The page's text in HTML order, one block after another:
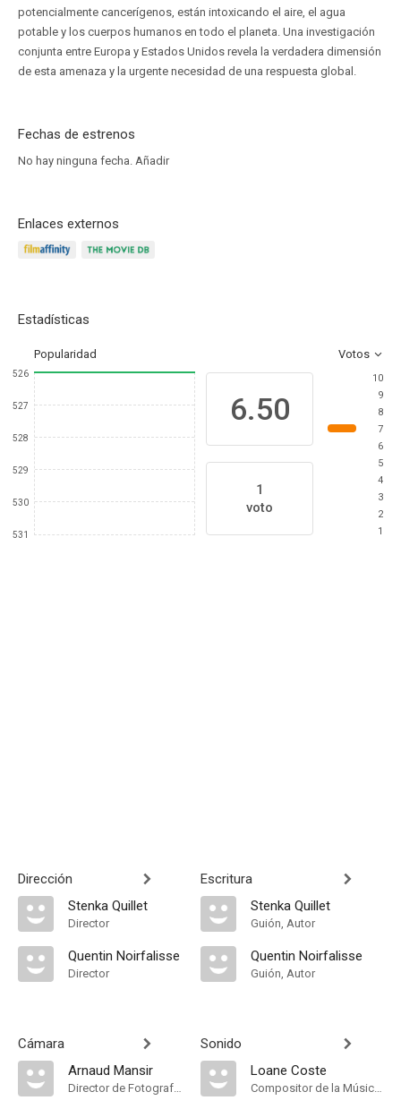
potencialmente cancerígenos, están intoxicando el aire, el agua
potable y los cuerpos humanos en todo el planeta. Una investigación
conjunta entre Europa y Estados Unidos revela la verdadera dimensión
de esta amenaza y la urgente necesidad de una respuesta global.
Fechas de estrenos
No hay ninguna fecha. Añadir
Enlaces externos
Estadísticas
Popularidad Votos
526
527
528
529
530
531
6.50
1
voto
10
9
8
7
6
5
4
3
2
1
Dirección
Stenka Quillet
Director
Quentin Noirfalisse
Director
Cámara
Arnaud Mansir
Director de Fotografía, Camera Operator
Escritura
Stenka Quillet
Guión, Autor
Quentin Noirfalisse
Guión, Autor
Sonido
Loane Coste
Compositor de la Música Original